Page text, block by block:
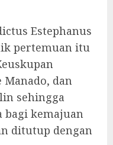
Estephanus
pertemuan itu
Manado, dan
sehingga
kemajuan
ditutup dengan